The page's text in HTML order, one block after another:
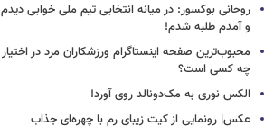
روحانی بوکسور: در میانه انتخابی تیم ملی خوابی دیدم
و آمدم طلبه شدم!
محبوب‌ترین صفحه اینستاگرام ورزشکاران مرد در اختیار
چه کسی است؟
الکس نوری به مک‌دونالد روی آورد!
عکس| رونمایی از کیت زیبای رم با چهره‌ای جذاب